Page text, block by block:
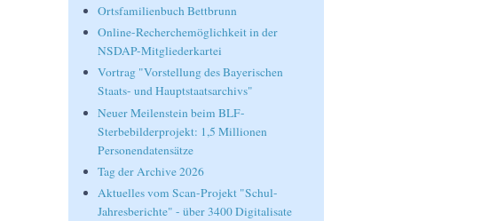
Ortsfamilienbuch Bettbrunn
Online-Recherchemöglichkeit in der
NSDAP-Mitgliederkartei
Vortrag "Vorstellung des Bayerischen
Staats- und Hauptstaatsarchivs"
Neuer Meilenstein beim BLF-
Sterbebilderprojekt: 1,5 Millionen
Personendatensätze
Tag der Archive 2026
Aktuelles vom Scan-Projekt "Schul-
Jahresberichte" - über 3400 Digitalisate